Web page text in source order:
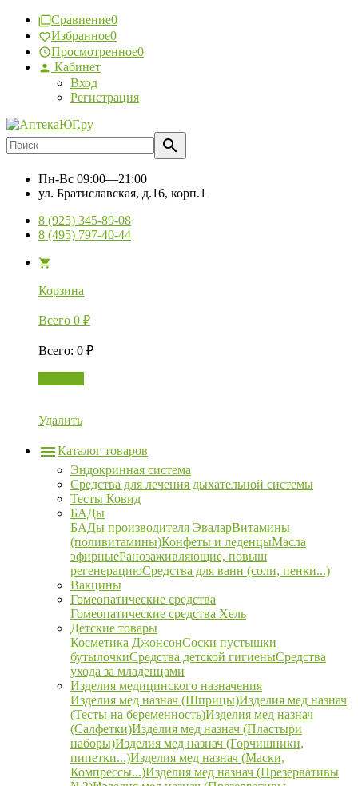
Сравнение0
Избранное0
Просмотренное0
Кабинет
Вход
Регистрация
Пн-Вс 09:00—21:00
ул. Братиславская, д.16, корп.1
8 (925) 345-89-08
8 (495) 797-40-44
Корзина
Всего 0 ₽
Всего: 0 ₽
Удалить
Каталог товаров
Эндокринная система
Средства для лечения дыхательной системы
Тесты Ковид
БАДы
БАДы производителя ЭваларВитамины
(поливитамины)Конфеты и леденцыМасла
эфирныеРанозаживляющие, повыш
регенерациюСредства для ванн (соли, пенки...)
Вакцины
Гомеопатические средства
Гомеопатические средства Хель
Детские товары
Косметика ДжонсонСоски пустышки
бутылочкиСредства детской гигиеныСредства
ухода за младенцами
Изделия медицинского назначения
Изделия мед назнач (Шприцы)Изделия мед назнач
(Тесты на беременность)Изделия мед назнач
(Салфетки)Изделия мед назнач (Пластыри
наборы)Изделия мед назнач (Горчишники,
пипетки...)Изделия мед назнач (Маски,
Компрессы...)Изделия мед назнач (Презервативы